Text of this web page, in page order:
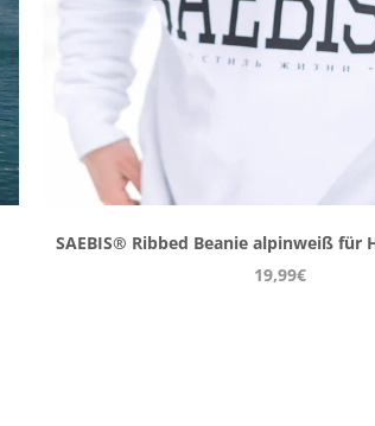
SAEBIS® Ribbed Beanie alpinweiß für
19,99€